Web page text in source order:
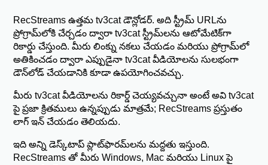
RecStreams ఉత్తమ tv3cat డౌన్లోడర్. అది స్ట్రీమ్ URLను
ప్రోగ్రామ్‌లోకి చేర్చడం ద్వారా tv3cat స్ట్రీమ్‌లను ఆటోమేటిక్‌గా
రికార్డు చేస్తుంది. మీరు లింక్ను నకలు చేయడం మరియు ప్రోగ్రామ్‌లో
అతికించడం ద్వారా ఎప్పుడైనా tv3cat వీడియోలను సులభంగా
డౌన్‌లోడ్ చేయడానికి కూడా ఉపయోగించవచ్చు.
మీరు tv3cat వీడియోలను రికార్డ్ చెయ్యవచ్చునా అంటే అవి tv3cat
పై ప్రజా క్రితములు ఉన్నప్పుడు మాత్రమే; RecStreams ప్రస్తుతం
లాగ్ ఇన్ చేయడం తెలియదు.
ఇది అన్ని డెస్క్‌టాప్ ప్లాట్‌ఫారమ్‌లను మద్దతు ఇస్తుంది.
RecStreams తో మీరు Windows, Mac మరియు Linux పై